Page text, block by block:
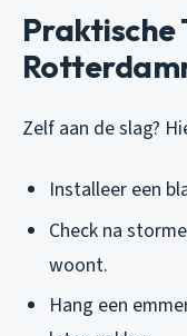
Praktische
Zelf aan de slag?
Installeer een
Check na
woont.
Hang een